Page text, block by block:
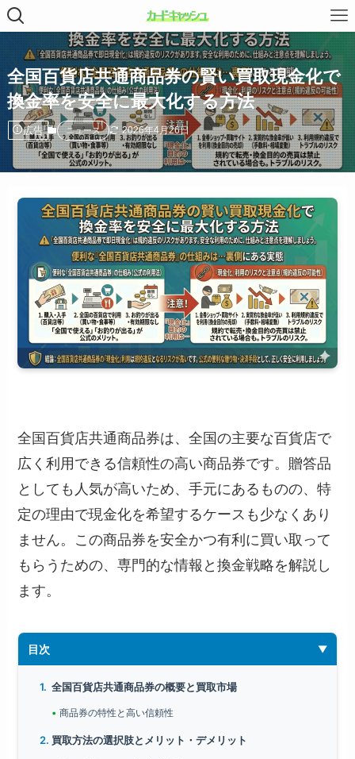
全国百貨店共通商品券の賢い買取現金化で
換金率を安全に最大化する方法
広告 ニュース 2026年4月26日
全国百貨店共通商品券は、全国の主要な百貨店で
広く利用できる信頼性の高い商品券です。贈答品
としても人気が高いため、手元にあるものの、特
定の理由で現金化を希望するケースも少なくあり
ません。この商品券を安全かつ有利に買い取って
もらうための、専門的な情報と換金戦略を解説し
ます。
目次
全国百貨店共通商品券の概要と買取市場
商品券の特性と高い信頼性
買取方法の選択肢とメリット・デメリット